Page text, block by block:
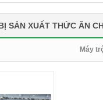
SẢN XUẤT THỨC ĂN
Máy